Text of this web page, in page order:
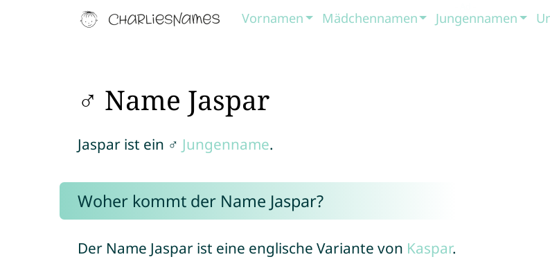
Vornamen Mädchennamen Jungennamen
♂ Name Jaspar
Jaspar ist ein ♂ Jungenname.
Woher kommt der Name Jaspar?
Der Name Jaspar ist eine englische Variante von Kaspar.